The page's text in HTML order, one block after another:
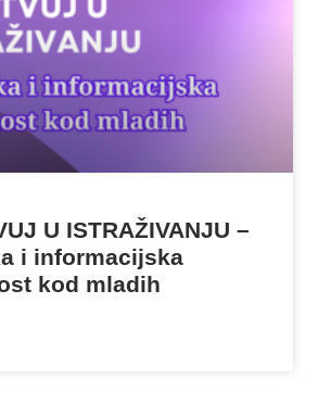
U ISTRAŽIVANJU –
i informacijska
kod mladih